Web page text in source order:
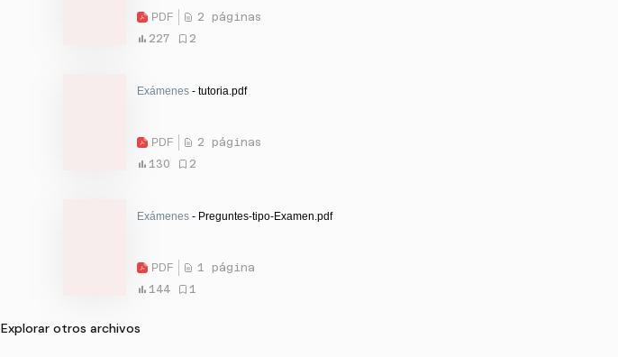
PDF
2 páginas
227
2
Exámenes - tutoria.pdf
PDF
2 páginas
130
2
Exámenes - Preguntes-tipo-Examen.pdf
PDF
1 página
144
1
Explorar otros archivos